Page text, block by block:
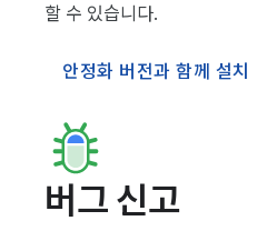
할 수 있습니다.
안정화 버전과 함께 설치
버그 신고